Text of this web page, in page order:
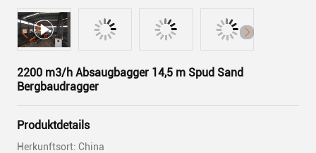
2200 m3/h Absaugbagger 14,5 m Spud Sand
Bergbaudragger
Produktdetails
Herkunftsort: China